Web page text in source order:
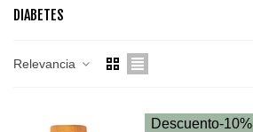
DIABETES
Relevancia
Descuento-10%